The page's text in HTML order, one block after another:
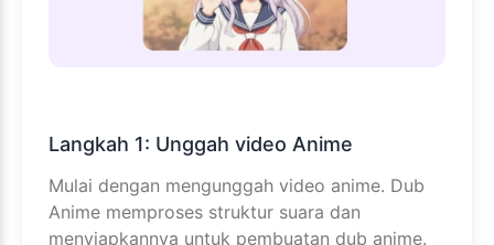
Langkah 1: Unggah video Anime
Mulai dengan mengunggah video anime. Dub
Anime memproses struktur suara dan
menyiapkannya untuk pembuatan dub anime.